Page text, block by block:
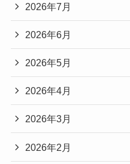
2026年7月
2026年6月
2026年5月
2026年4月
2026年3月
2026年2月